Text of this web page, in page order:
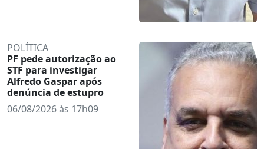
POLÍTICA
PF pede autorização ao
STF para investigar
Alfredo Gaspar após
denúncia de estupro
06/08/2026 às 17h09